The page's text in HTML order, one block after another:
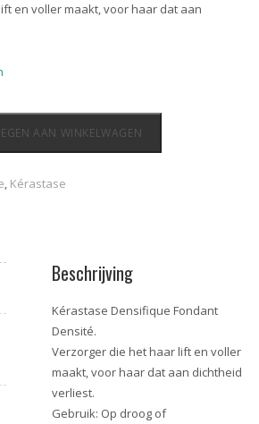
en voller maakt, voor haar dat aan
AAN WINKELWAGEN
, Kérastase
Beschrijving
Kérastase Densifique Fondant
Densité.
Verzorger die het haar lift en voller
maakt, voor haar dat aan dichtheid
verliest.
Gebruik: Op droog of